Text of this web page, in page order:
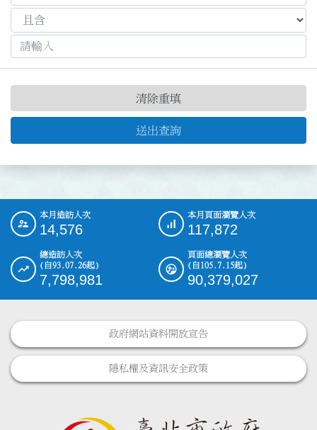
送出查詢
清除重填
::: 本月造訪人次
14,576
本月頁面瀏覽人次
117,872
總造訪人次
(自93.07.26起)
7,798,981
頁面總瀏覽人次
(自105.7.15起)
90,379,027
政府網站資料開放宣告
隱私權及資訊安全政策